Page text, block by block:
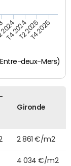
deux-Mers)
T4 2024T2 2025T4 2025
Gironde
2 861 €/m2
4 034 €/m2